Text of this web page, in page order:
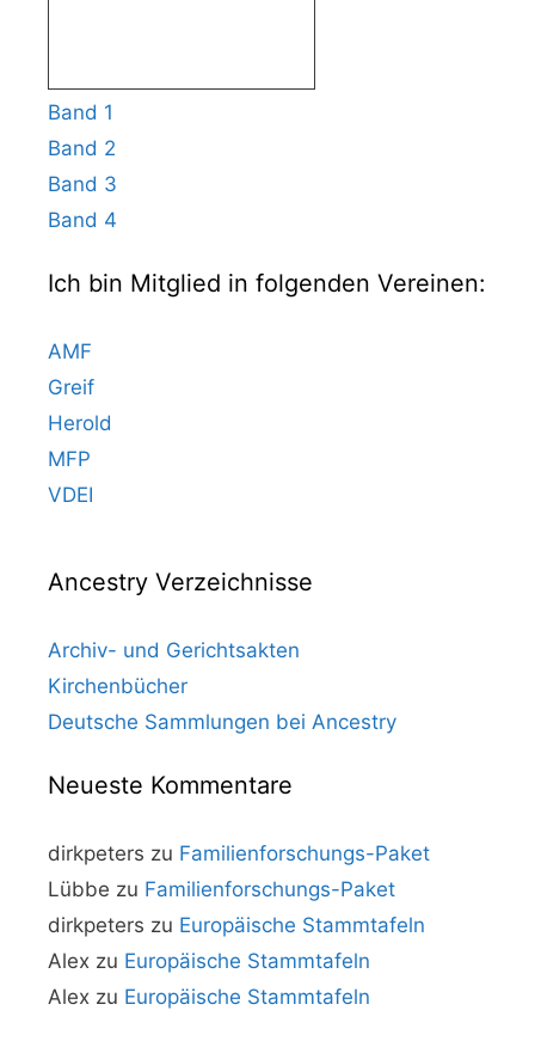
Band 1
Band 2
Band 3
Band 4
Ich bin Mitglied in folgenden Vereinen:
AMF
Greif
Herold
MFP
VDEI
Ancestry Verzeichnisse
Archiv- und Gerichtsakten
Kirchenbücher
Deutsche Sammlungen bei Ancestry
Neueste Kommentare
dirkpeters zu Familienforschungs-Paket
Lübbe zu Familienforschungs-Paket
dirkpeters zu Europäische Stammtafeln
Alex zu Europäische Stammtafeln
Alex zu Europäische Stammtafeln